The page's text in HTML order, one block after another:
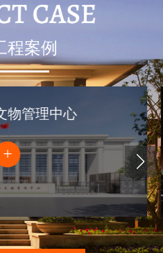
程案例
物管理中心
+